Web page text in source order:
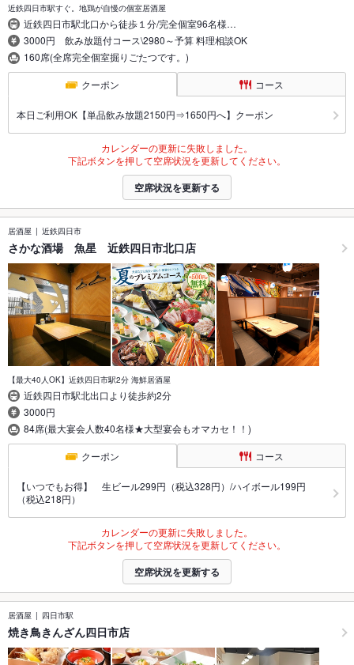
近鉄四日市駅すぐ。地鶏が自慢の個室居酒屋
近鉄四日市駅北口から徒歩１分/完全個室96名様…
3000円 飲み放題付コース\2980～予算 料理相談OK
160席(全席完全個室掘りごたつです。)
クーポン コース
本日ご利用OK【単品飲み放題2150円⇒1650円へ】クーポン
カレンダーの更新に失敗しました。
下記ボタンを押して空席状況を更新してください。
空席状況を更新する
居酒屋 近鉄四日市
さかな酒場 魚星 近鉄四日市北口店
【最大40人OK】近鉄四日市駅2分 海鮮居酒屋
近鉄四日市駅北出口より徒歩約2分
3000円
84席(最大宴会人数40名様★大型宴会もオマカセ！！)
クーポン コース
【いつでもお得】 生ビール299円（税込328円）/ハイボール199円
（税込218円）
カレンダーの更新に失敗しました。
下記ボタンを押して空席状況を更新してください。
空席状況を更新する
居酒屋 四日市駅
焼き鳥きんざん四日市店